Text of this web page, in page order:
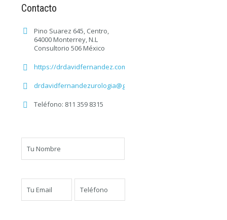
Contacto
Pino Suarez 645, Centro,
64000 Monterrey, N.L
Consultorio 506 México
https://drdavidfernandez.com/
drdavidfernandezurologia@gmail.com
Teléfono: 811 359 8315